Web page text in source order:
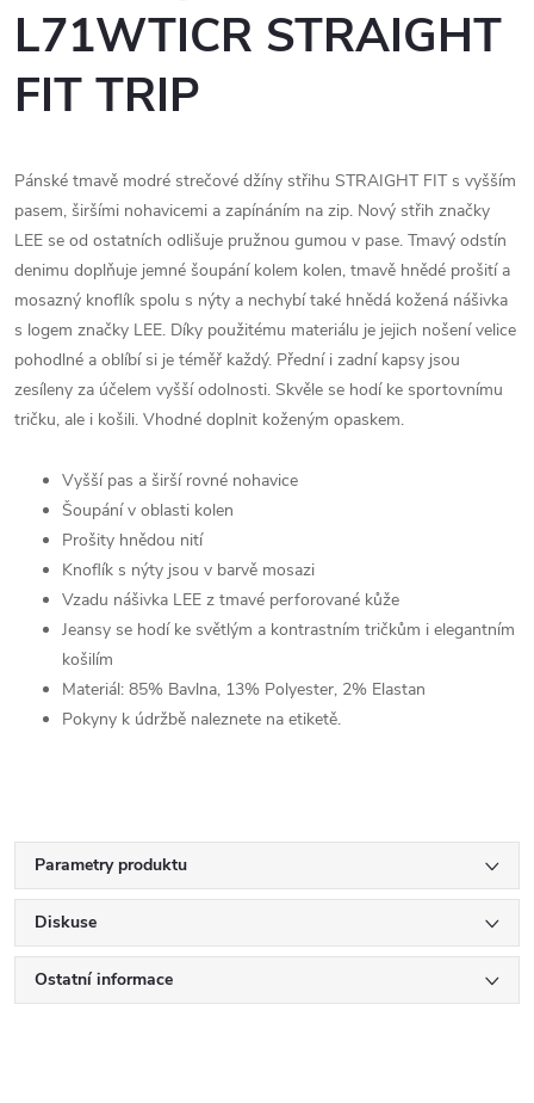
L71WTICR STRAIGHT
FIT TRIP
Pánské tmavě modré strečové džíny střihu STRAIGHT FIT s vyšším
pasem, širšími nohavicemi a zapínáním na zip. Nový střih značky
LEE se od ostatních odlišuje pružnou gumou v pase. Tmavý odstín
denimu doplňuje jemné šoupání kolem kolen, tmavě hnědé prošití a
mosazný knoflík spolu s nýty a nechybí také hnědá kožená nášivka
s logem značky LEE. Díky použitému materiálu je jejich nošení velice
pohodlné a oblíbí si je téměř každý. Přední i zadní kapsy jsou
zesíleny za účelem vyšší odolnosti. Skvěle se hodí ke sportovnímu
tričku, ale i košili. Vhodné doplnit koženým opaskem.
Vyšší pas a širší rovné nohavice
Šoupání v oblasti kolen
Prošity hnědou nití
Knoflík s nýty jsou v barvě mosazi
Vzadu nášivka LEE z tmavé perforované kůže
Jeansy se hodí ke světlým a kontrastním tričkům i elegantním
košilím
Materiál: 85% Bavlna, 13% Polyester, 2% Elastan
Pokyny k údržbě naleznete na etiketě.
Parametry produktu
Diskuse
Ostatní informace